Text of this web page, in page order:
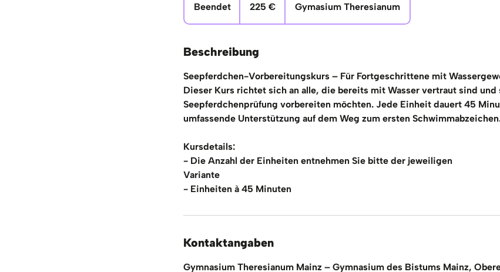
Beendet
e
n
e
t
225 € Gymasium Theresianum
Beschreibung
Seepferdchen-Vorbereitungskurs – Für Fortgeschrittene mit
Dieser Kurs richtet sich an alle, die bereits mit Wasser vertraut sind
Seepferdchenprüfung vorbereiten möchten. Jede Einheit dauert 45
umfassende Unterstützung auf dem Weg zum ersten
Kursdetails:
- Die Anzahl der Einheiten entnehmen Sie bitte der jeweiligen
Variante
- Einheiten à 45 Minuten
Kontaktangaben
Gymnasium Theresianum Mainz – Gymnasium des Bistums Mainz,